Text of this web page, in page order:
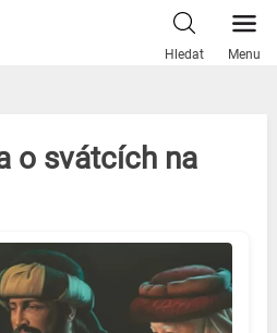
Hledat Menu
o svátcích na